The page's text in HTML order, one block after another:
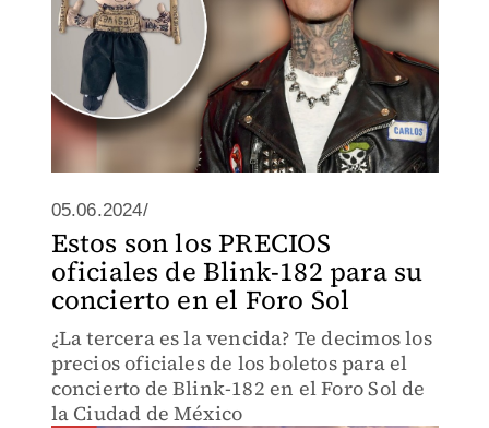
05.06.2024/
Estos son los PRECIOS
oficiales de Blink-182 para su
concierto en el Foro Sol
¿La tercera es la vencida? Te decimos los
precios oficiales de los boletos para el
concierto de Blink-182 en el Foro Sol de
la Ciudad de México